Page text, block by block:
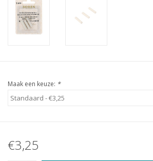
Maak een keuze: *
€3,25